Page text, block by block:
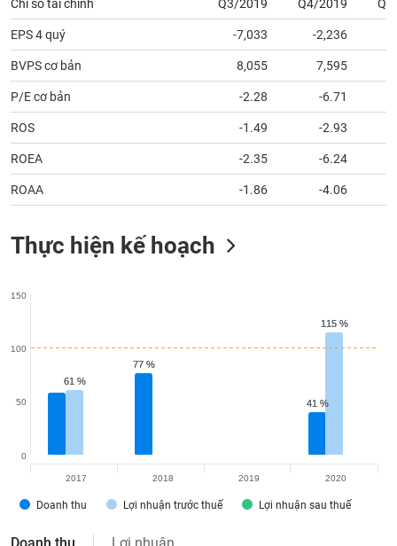
Chỉ số tài chính Q3/2019 Q4/2019
EPS 4 quý -7,033 -2,236
BVPS cơ bản 8,055 7,595
P/E cơ bản -2.28 -6.71
ROS -1.49 -2.93
ROEA -2.35 -6.24
ROAA -1.86 -4.06
Thực hiện kế hoạch
77 %
77 %
41 %
41 %
61 %
61 %
115 %
115 %
Doanh thu Lợi nhuận trước thuế Lợi nhuận sau thuế
0
50
100
150
2017 2018 2019 2020
chính
Dữ
tài
chính